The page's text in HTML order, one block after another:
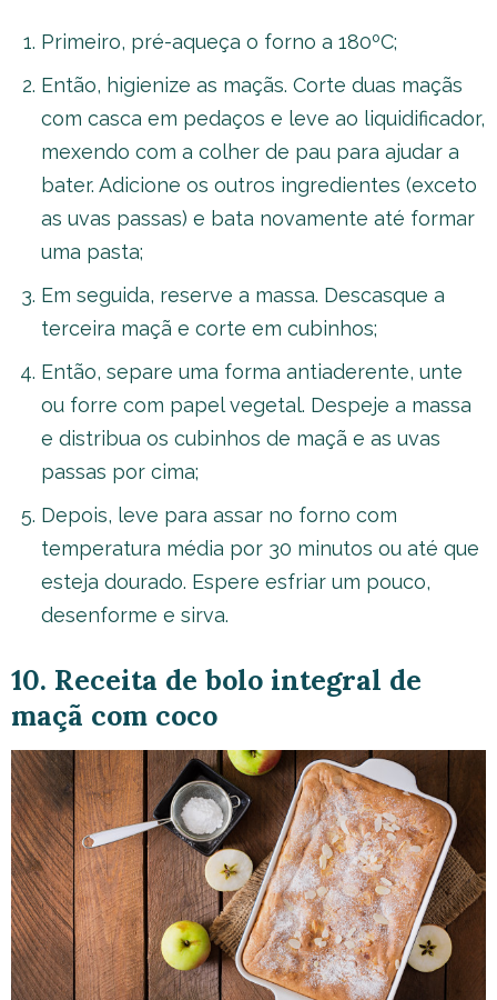
Primeiro, pré-aqueça o forno a 180ºC;
Então, higienize as maçãs. Corte duas maçãs
com casca em pedaços e leve ao liquidificador,
mexendo com a colher de pau para ajudar a
bater. Adicione os outros ingredientes (exceto
as uvas passas) e bata novamente até formar
uma pasta;
Em seguida, reserve a massa. Descasque a
terceira maçã e corte em cubinhos;
Então, separe uma forma antiaderente, unte
ou forre com papel vegetal. Despeje a massa
e distribua os cubinhos de maçã e as uvas
passas por cima;
Depois, leve para assar no forno com
temperatura média por 30 minutos ou até que
esteja dourado. Espere esfriar um pouco,
desenforme e sirva.
10. Receita de bolo integral de
maçã com coco